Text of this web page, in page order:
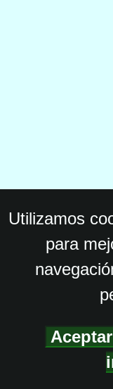
Utilizamos
para
Aceptar